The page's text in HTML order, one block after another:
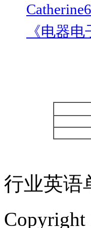
《电器电
行业英语